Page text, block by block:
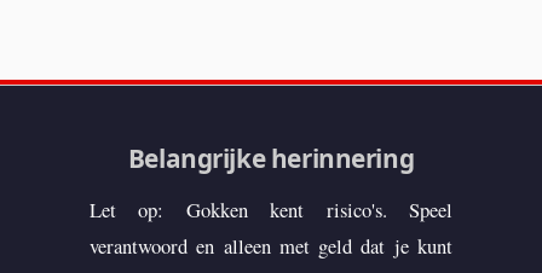
Belangrijke herinnering
Let op: Gokken kent risico's. Speel
verantwoord en alleen met geld dat je kunt